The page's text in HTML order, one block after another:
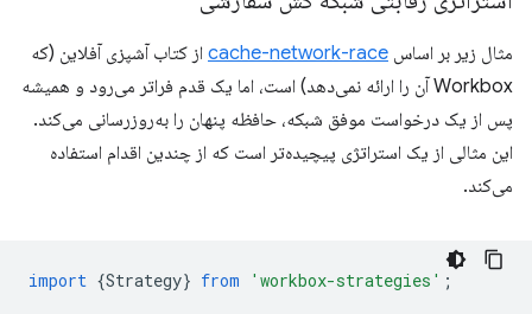
مثال زیر بر اساس cache-network-race از کتاب آشپزی آفلاین (که
Workbox آن را ارائه نمی‌دهد) است، اما یک قدم فراتر می‌رود و همیشه
پس از یک درخواست موفق شبکه، حافظه پنهان را به‌روزرسانی می‌کند.
این مثالی از یک استراتژی پیچیده‌تر است که از چندین اقدام استفاده
می‌کند.
import {Strategy} from 'workbox-strategies' ;